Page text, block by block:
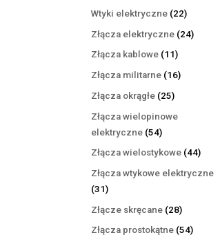
Wtyki elektryczne 2222
produkty
Złącza elektryczne 2424
Złącza kablowe 1111
produktów
Złącza militarne 1616
Złącza okrągłe 2525
Złącza wielopinowe
elektryczne 5454
produkty
Złącza wielostykowe 4444
Złącza wtykowe elektryczne
3131
produktów
Złącze skręcane 2828
produktów
Złącza prostokątne 5454